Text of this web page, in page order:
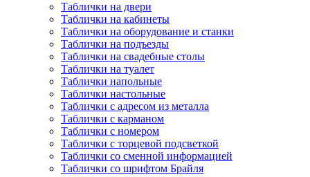
Таблички на двери
Таблички на кабинеты
Таблички на оборудование и станки
Таблички на подъезды
Таблички на свадебные столы
Таблички на туалет
Таблички напольные
Таблички настольные
Таблички с адресом из металла
Таблички с карманом
Таблички с номером
Таблички с торцевой подсветкой
Таблички со сменной информацией
Таблички со шрифтом Брайля